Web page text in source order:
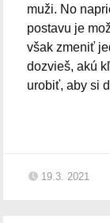
muži. No
postavu je
však zmeniť
dozvieš, akú
urobiť, aby si
19.3. 2021